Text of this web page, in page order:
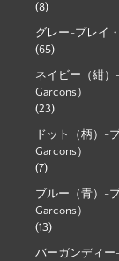
(8)
グレー-プレイ
(65)
ネイビー（紺）
Garcons）
(23)
ドット（柄）-
Garcons）
(7)
ブルー（青）-
Garcons）
(13)
バーガンディー